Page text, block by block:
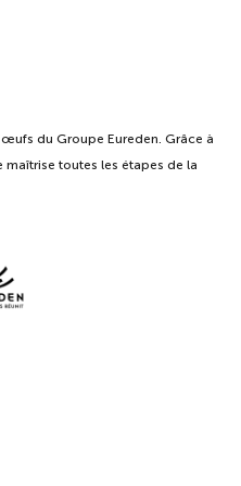
du Groupe Eureden. Grâce à
toutes les étapes de la